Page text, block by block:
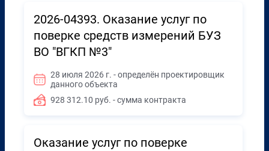
2026-04393. Оказание услуг по
поверке средств измерений БУЗ
ВО "ВГКП №3"
28 июля 2026 г. - определён проектировщик
данного объекта
928 312.10 руб. - сумма контракта
Оказание услуг по поверке